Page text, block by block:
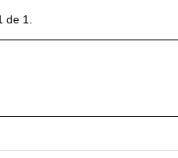
de 1.